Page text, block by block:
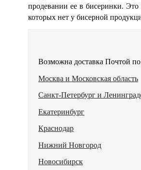
продевании ее в бисеринки.
которых нет у бисерной
Возможна доставка Почтой
Москва и Московская область
Санкт-Петербург и
Екатеринбург
Краснодар
Нижний Новгород
Новосибирск